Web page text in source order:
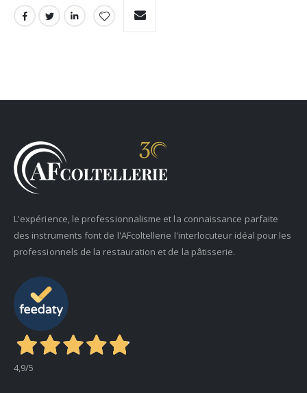
L'expérience, le professionnalisme et la connaissance parfaite
des instruments font de l'AFcoltellerie l'interlocuteur idéal pour les
professionnels de la restauration et de la pâtisserie.
4,9/5